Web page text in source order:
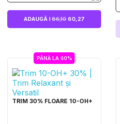
ADAUGĂ I 86,10 60,27
PÂNĂ LA 60%
TRIM 30% FLOARE 10-OH+